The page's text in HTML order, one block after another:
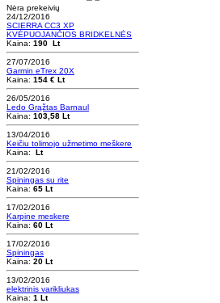
Nėra prekeivių
24/12/2016
SCIERRA CC3 XP
KVĖPUOJANČIOS BRIDKELNĖS
Kaina: 190 Lt
27/07/2016
Garmin eTrex 20X
Kaina: 154 € Lt
26/05/2016
Ledo Grąžtas Barnaul
Kaina: 103,58 Lt
13/04/2016
Keičiu tolimojo užmetimo meškere
Kaina:
Lt
21/02/2016
Spiningas su rite
Kaina: 65 Lt
17/02/2016
Karpine meskere
Kaina: 60 Lt
17/02/2016
Spiningas
Kaina: 20 Lt
13/02/2016
elektrinis varikliukas
Kaina: 1 Lt